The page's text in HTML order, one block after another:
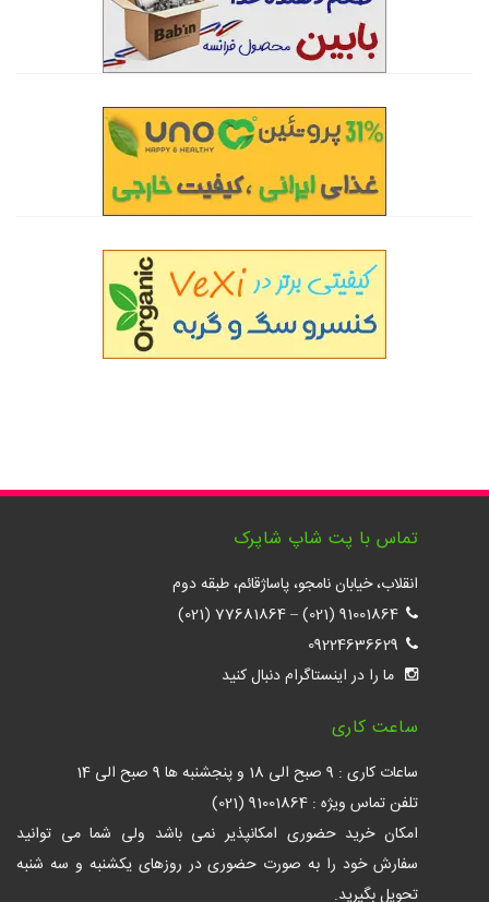
تماس با پت شاپ شاپرک
انقلاب، خیابان نامجو، پاساژقائم، طبقه دوم
91001864 (021)
–
77681864 (021)
09224636629
ما را در اینستاگرام دنبال کنید
ساعت کاری
ساعات کاری : 9 صبح الی 18 و پنجشنبه ها 9 صبح الی 14
تلفن تماس ویژه : 91001864 (021)
امکان خرید حضوری امکانپذیر نمی باشد ولی شما می توانید
سفارش خود را به صورت حضوری در روزهای یکشنبه و سه شنبه
تحویل بگیرید.